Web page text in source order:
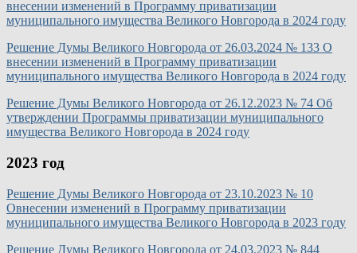
внесении изменений в Программу приватизации
муниципального имущества Великого Новгорода в 2024 году
Решение Думы Великого Новгорода от 26.03.2024 № 133 О
внесении изменений в Программу приватизации
муниципального имущества Великого Новгорода в 2024 году
Решение Думы Великого Новгорода от 26.12.2023 № 74 Об
утверждении Программы приватизации муниципального
имущества Великого Новгорода в 2024 году
2023 год
Решение Думы Великого Новгорода от 23.10.2023 № 10
Овнесении изменений в Программу приватизации
муниципального имущества Великого Новгорода в 2023 году
Решение Думы Великого Новгорода от 24.03.2023 № 844